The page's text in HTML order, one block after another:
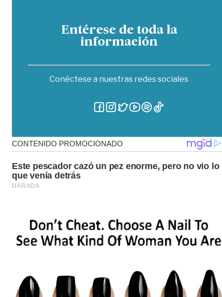
Entérese de toda la
información
Conéctese a nuestras redes sociales